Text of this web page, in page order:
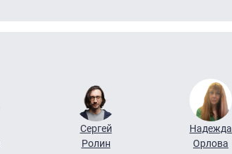
Сергей
Ролин
Надежда
Орлова